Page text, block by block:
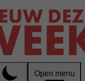
Open menu